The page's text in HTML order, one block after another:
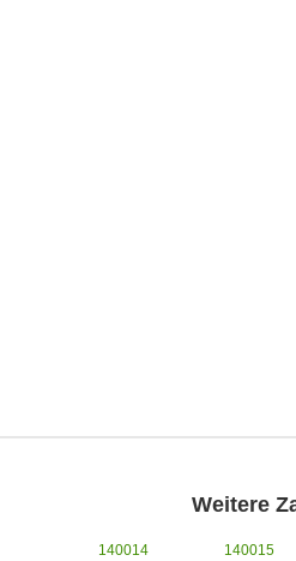
Weitere
140014 140015